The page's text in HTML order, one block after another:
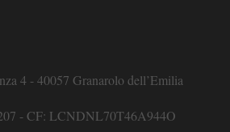
4 - 40057 Granarolo dell’Emilia
- CF: LCNDNL70T46A944O